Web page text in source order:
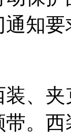
通知
、
。